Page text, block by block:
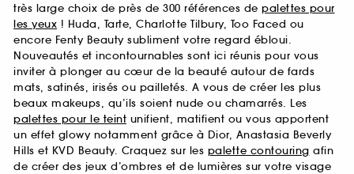
très large choix de près de 300 références de palettes pour
les yeux ! Huda, Tarte, Charlotte Tilbury, Too Faced ou
encore Fenty Beauty subliment votre regard ébloui.
Nouveautés et incontournables sont ici réunis pour vous
inviter à plonger au cœur de la beauté autour de fards
mats, satinés, irisés ou pailletés. A vous de créer les plus
beaux makeups, qu’ils soient nude ou chamarrés. Les
palettes pour le teint unifient, matifient ou vous apportent
un effet glowy notamment grâce à Dior, Anastasia Beverly
Hills et KVD Beauty. Craquez sur les palette contouring afin
de créer des jeux d’ombres et de lumières sur votre visage